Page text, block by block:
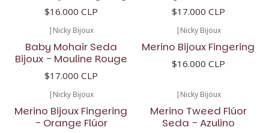
$16.000 CLP $17.000 CLP
| Nicky Bijoux
Baby Mohair Seda
Bijoux - Mouline Rouge
$17.000 CLP
| Nicky Bijoux
Merino Bijoux Fingering
$16.000 CLP
| Nicky Bijoux
Merino Bijoux Fingering
- Orange Flúor
| Nicky Bijoux
Merino Tweed Flúor
Seda - Azulino